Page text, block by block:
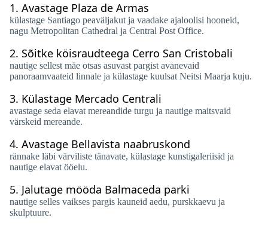
1. Avastage Plaza de Armas
külastage Santiago peaväljakut ja vaadake ajaloolisi hooneid,
nagu Metropolitan Cathedral ja Central Post Office.
2. Sõitke köisraudteega Cerro San Cristobali
nautige sellest mäe otsas asuvast pargist avanevaid
panoraamvaateid linnale ja külastage kuulsat Neitsi Maarja kuju.
3. Külastage Mercado Centrali
avastage seda elavat mereandide turgu ja nautige maitsvaid
värskeid mereande.
4. Avastage Bellavista naabruskond
rännake läbi värviliste tänavate, külastage kunstigaleriisid ja
nautige elavat ööelu.
5. Jalutage mööda Balmaceda parki
nautige selles vaikses pargis kauneid aedu, purskkaevu ja
skulptuure.